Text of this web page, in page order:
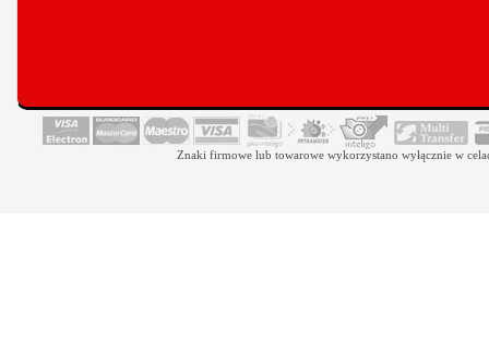
Znaki firmowe lub towarowe wykorzystano wyłącznie w